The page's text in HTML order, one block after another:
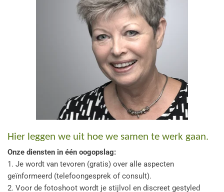
Hier leggen we uit hoe we samen te werk gaan.
Onze diensten in één oogopslag:
1. Je wordt van tevoren (gratis) over alle aspecten
geïnformeerd (telefoongesprek of consult).
2. Voor de fotoshoot wordt je stijlvol en discreet gestyled